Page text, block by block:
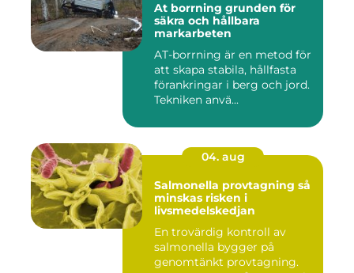
At borrning grunden för
säkra och hållbara
markarbeten
AT-borrning är en metod för
att skapa stabila, hållfasta
förankringar i berg och jord.
Tekniken anvä...
04. aug
Salmonella provtagning så
minskas risken i
livsmedelskedjan
En trovärdig kontroll av
salmonella bygger på
genomtänkt provtagning.